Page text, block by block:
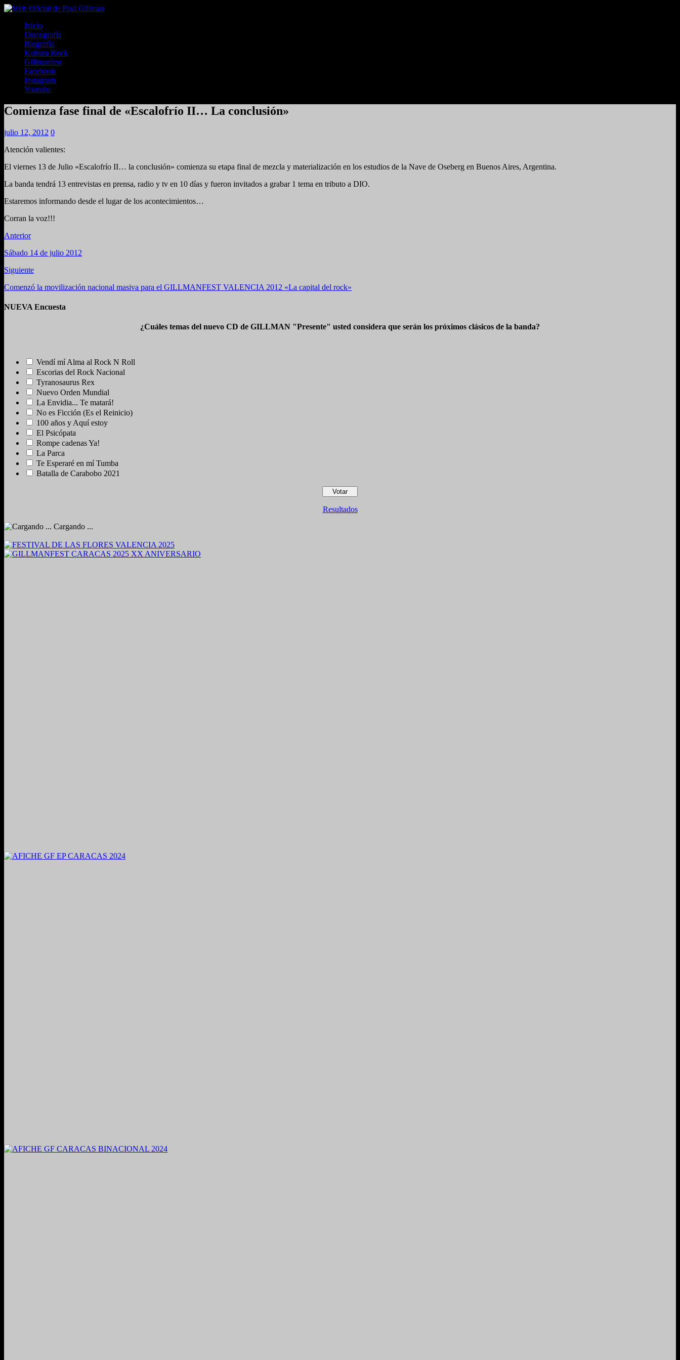
Inicio
Discografía
Biografía
Kultura Rock
Gillmanfest
Facebook
Instagram
Youtube
Comienza fase final de «Escalofrío II… La conclusión»
julio 12, 2012 0
Atención valientes:
El viernes 13 de Julio «Escalofrío II… la conclusión» comienza su etapa final de mezcla y materialización en los estudios de la Nave de Oseberg en Buenos Aires, Argentina.
La banda tendrá 13 entrevistas en prensa, radio y tv en 10 días y fueron invitados a grabar 1 tema en tributo a DIO.
Estaremos informando desde el lugar de los acontecimientos…
Corran la voz!!!
Anterior
Sábado 14 de julio 2012
Siguiente
Comenzó la movilización nacional masiva para el GILLMANFEST VALENCIA 2012 «La capital del rock»
NUEVA Encuesta
¿Cuáles temas del nuevo CD de GILLMAN "Presente" usted considera que serán los próximos clásicos de la banda?
Vendí mí Alma al Rock N Roll
Escorias del Rock Nacional
Tyranosaurus Rex
Nuevo Orden Mundial
La Envidia... Te matará!
No es Ficción (Es el Reinicio)
100 años y Aquí estoy
El Psicópata
Rompe cadenas Ya!
La Parca
Te Esperaré en mí Tumba
Batalla de Carabobo 2021
Resultados
Cargando ...